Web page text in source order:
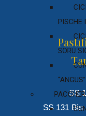
PISCHE
SORU
SS
SS 131